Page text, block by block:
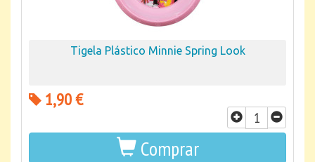
Tigela Plástico Minnie Spring Look
1,90 €
Comprar